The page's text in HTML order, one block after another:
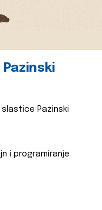
Pazinski
i programiranje